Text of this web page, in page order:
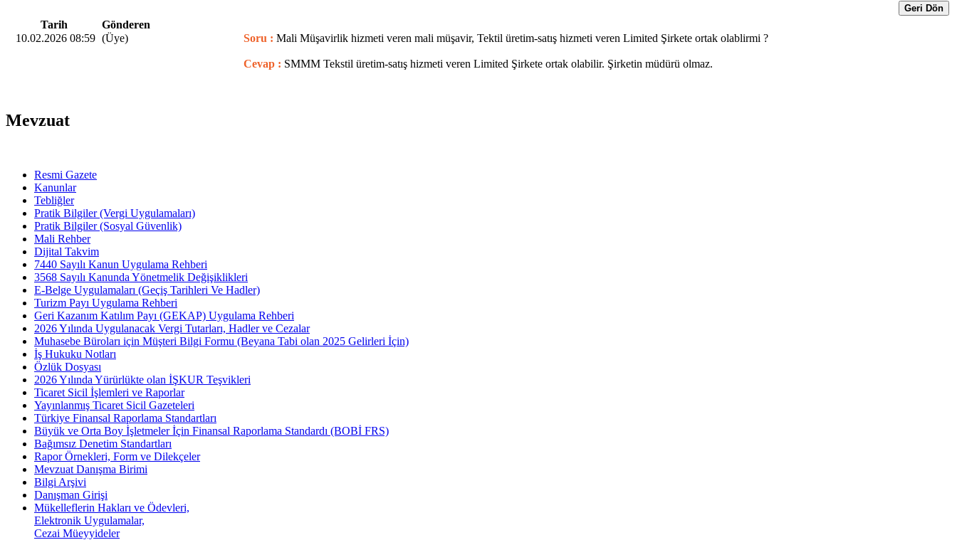
Geri Dön
Tarih
Gönderen
10.02.2026 08:59 (Üye) Soru : Mali Müşavirlik hizmeti veren mali müşavir, Tektil üretim-satış hizmeti veren Limited Şirkete ortak olablirmi ?
Cevap : SMMM Tekstil üretim-satış hizmeti veren Limited Şirkete ortak olabilir. Şirketin müdürü olmaz.
Mevzuat
Resmi Gazete
Kanunlar
Tebliğler
Pratik Bilgiler (Vergi Uygulamaları)
Pratik Bilgiler (Sosyal Güvenlik)
Mali Rehber
Dijital Takvim
7440 Sayılı Kanun Uygulama Rehberi
3568 Sayılı Kanunda Yönetmelik Değişiklikleri
E-Belge Uygulamaları (Geçiş Tarihleri Ve Hadler)
Turizm Payı Uygulama Rehberi
Geri Kazanım Katılım Payı (GEKAP) Uygulama Rehberi
2026 Yılında Uygulanacak Vergi Tutarları, Hadler ve Cezalar
Muhasebe Büroları için Müşteri Bilgi Formu (Beyana Tabi olan 2025 Gelirleri İçin)
İş Hukuku Notları
Özlük Dosyası
2026 Yılında Yürürlükte olan İŞKUR Teşvikleri
Ticaret Sicil İşlemleri ve Raporlar
Yayınlanmış Ticaret Sicil Gazeteleri
Türkiye Finansal Raporlama Standartları
Büyük ve Orta Boy İşletmeler İçin Finansal Raporlama Standardı (BOBİ FRS)
Bağımsız Denetim Standartları
Rapor Örnekleri, Form ve Dilekçeler
Mevzuat Danışma Birimi
Bilgi Arşivi
Danışman Girişi
Mükelleflerin Hakları ve Ödevleri,
Elektronik Uygulamalar,
Cezai Müeyyideler